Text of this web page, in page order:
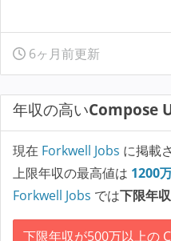
6ヶ月前更新
年収の高いCompose
現在 Forkwell Jobs に掲載
上限年収の最高値は 1200
Forkwell Jobs では下限年
下限年収が500万以上の